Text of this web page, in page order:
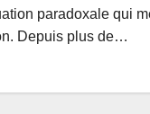
paradoxale qui
Depuis plus de…